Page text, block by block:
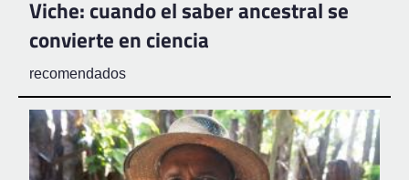
Viche: cuando el saber ancestral se
convierte en ciencia
recomendados